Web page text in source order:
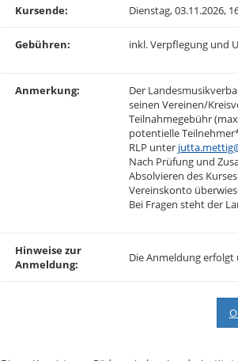
Kursende: Dienstag, 03.11.2026,
Gebühren: inkl. Verpflegung und
Anmerkung:
Der
seinen Vereinen/
Teilnahmegebühr
potentielle
RLP unter
Nach Prüfung und
Absolvieren des
Vereinskonto
Bei Fragen steht der
Hinweise zur
Anmeldung:
Die Anmeldung erfolgt